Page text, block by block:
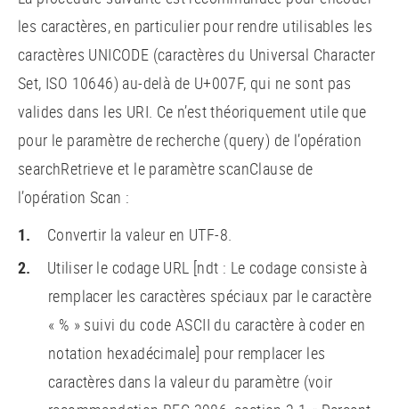
les caractères, en particulier pour rendre utilisables les
caractères UNICODE (caractères du Universal Character
Set, ISO 10646) au-delà de U+007F, qui ne sont pas
valides dans les URI. Ce n’est théoriquement utile que
pour le paramètre de recherche (query) de l’opération
searchRetrieve et le paramètre scanClause de
l’opération Scan :
Convertir la valeur en UTF-8.
Utiliser le codage URL [ndt : Le codage consiste à
remplacer les caractères spéciaux par le caractère
« % » suivi du code ASCII du caractère à coder en
notation hexadécimale] pour remplacer les
caractères dans la valeur du paramètre (voir